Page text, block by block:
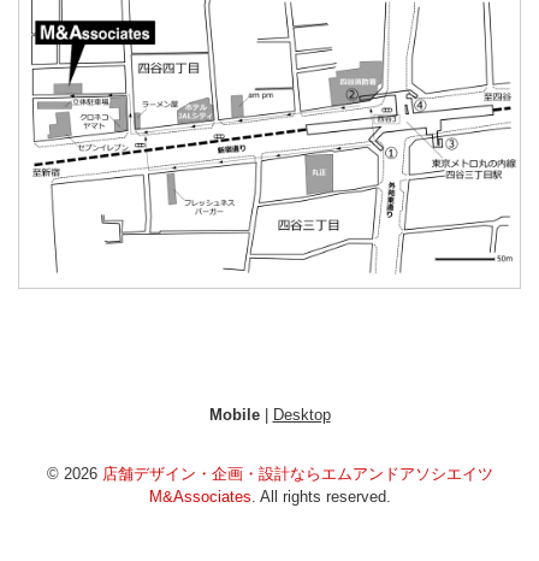
Mobile| Desktop
© 2026 店舗デザイン・企画・設計ならエムアンドアソシエイツ
M&Associates . All rights reserved.